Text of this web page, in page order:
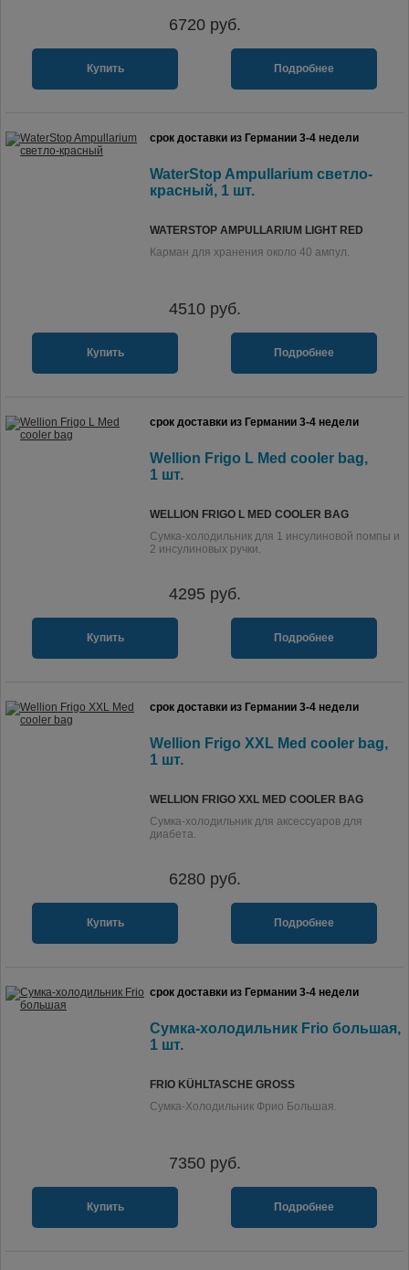
6720руб.
Купить Подробнее
срок доставки из Германии 3-4 недели
WaterStop Ampullarium светло-
красный, 1 шт.
WATERSTOP AMPULLARIUM LIGHT RED
Карман для хранения около 40 ампул.
4510руб.
Купить Подробнее
срок доставки из Германии 3-4 недели
Wellion Frigo L Med cooler bag,
1 шт.
WELLION FRIGO L MED COOLER BAG
Сумка-холодильник для 1 инсулиновой помпы и
2 инсулиновых ручки.
4295 руб.
Купить Подробнее
срок доставки из Германии 3-4 недели
Wellion Frigo XXL Med cooler bag,
1 шт.
WELLION FRIGO XXL MED COOLER BAG
Сумка-холодильник для аксессуаров для
диабета.
6280руб.
Купить Подробнее
срок доставки из Германии 3-4 недели
Сумка-холодильник Frio большая,
1 шт.
FRIO KÜHLTASCHE GROSS
Сумка-Холодильник Фрио Большая.
7350руб.
Купить Подробнее